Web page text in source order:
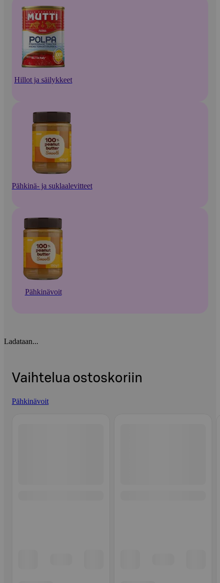
Hillot ja säilykkeet
Pähkinä- ja suklaalevitteet
Pähkinävoit
Ladataan...
Vaihtelua ostoskoriin
Pähkinävoit